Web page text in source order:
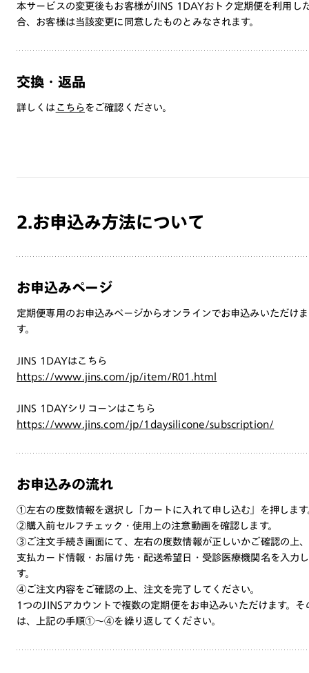
本サービスの変更後もお客様がJINS 1DAYおトク定期便を利用し
合、お客様は当該変更に同意したものとみなされます。
交換・返品
詳しくは こちら をご確認ください。
2.お申込み方法について
お申込みページ
定期便専用のお申込みページからオンラインでお申込みいただけま
す。
JINS 1DAYはこちら
https://www.jins.com/jp/item/R01.html
JINS 1DAYシリコーンはこちら
https://www.jins.com/jp/1daysilicone/subscription/
お申込みの流れ
①左右の度数情報を選択し「カートに入れて申し込む」を押します
②購入前セルフチェック・使用上の注意動画を確認します。
③ご注文手続き画面にて、左右の度数情報が正しいかご確認の上
支払カード情報・お届け先・配送希望日・受診医療機関名を入力
す。
④ご注文内容をご確認の上、注文を完了してください。
1つのJINSアカウントで複数の定期便をお申込みいただけます。そ
は、上記の手順①〜④を繰り返してください。